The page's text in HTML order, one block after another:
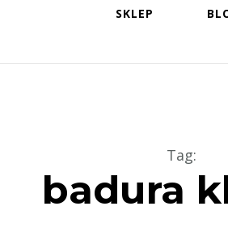
SKLEP
Tag:
badura